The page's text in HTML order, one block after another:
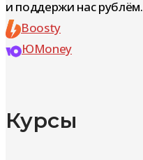
и поддержи нас рублём.
Boosty
ЮMoney
Курсы